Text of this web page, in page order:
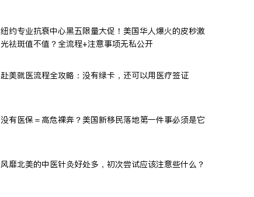
纽约专业抗衰中心黑五限量大促！美国华人爆火的皮秒激
光祛斑值不值？全流程+注意事项无私公开
赴美就医流程全攻略：没有绿卡，还可以用医疗签证
没有医保＝高危裸奔？美国新移民落地第一件事必须是它
风靡北美的中医针灸好处多，初次尝试应该注意些什么？